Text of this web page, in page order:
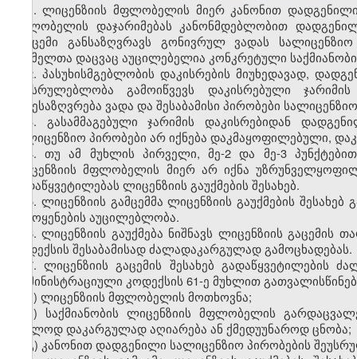
1. ლიცენზიის მფლობელის მიერ კანონით
მფლობელის დაჯარიმებას კანონმდებლობით
გამცემი განსაზღვრავს გონივრულ ვადას
რომელთა დაცვაც აუცილებელია კონკრეტული
2. პასუხისმგებლობის დაკისრების მიუხედავად,
შეუსრულებლობა გამოიწვევს დაკისრებული
განესაზღვრება ვადა და შესაბამისი პირობები
3. გასამმაგებული ჯარიმის დაკისრებიდან
სალიცენზიო პირობები არ იქნება დაკმაყოფილებული,
4. თუ ამ მუხლის პირველი, მე-2 და მე-3
ლიცენზიის მფლობელის მიერ არ იქნა
გადაწყვეტილებას ლიცენზიის გაუქმების შესახებ.
5. ლიცენზიის გამცემმა ლიცენზიის გაუქმების
გამოყენების აუცილებლობა.
6. ლიცენზიის გაუქმება ნიშნავს ლიცენზიის
კოდექსის შესაბამისად ძალადაკარგულად გამოცხადებას.
7. ლიცენზიის გაცემის შესახებ
ადმინისტრაციული კოდექსის 61-ე მუხლით
ა) ლიცენზიის მფლობელის მოთხოვნა;
ბ) საქმიანობის ლიცენზიის მფლობელის
უკვლოდ დაკარგულად აღიარება ან ქმედუუნაროდ ცნობა;
გ) კანონით დადგენილი სალიცენზიო პირობების